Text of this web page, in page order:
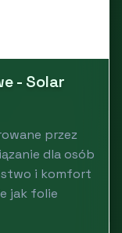
- Solar
przez
dla osób
i komfort
jak folie